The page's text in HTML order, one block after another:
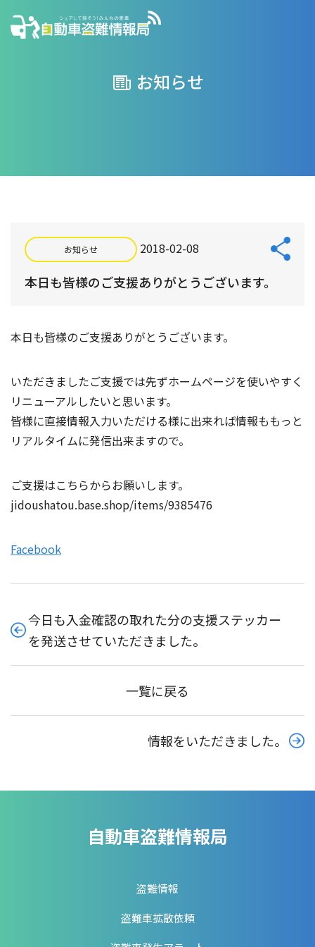
お知らせ
お知らせ 2018-02-08
本日も皆様のご支援ありがとうございます。
本日も皆様のご支援ありがとうございます。
いただきましたご支援では先ずホームページを使いやすく
リニューアルしたいと思います。
皆様に直接情報入力いただける様に出来れば情報ももっと
リアルタイムに発信出来ますので。
ご支援はこちらからお願いします。
jidoushatou.base.shop/items/9385476
Facebook
今日も入金確認の取れた分の支援ステッカー
を発送させていただきました。
一覧に戻る
情報をいただきました。
自動車盗難情報局
盗難情報
盗難車拡散依頼